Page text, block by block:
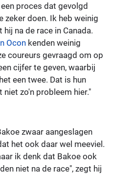
proces dat gevolgd
zeker doen. Ik heb weinig
na de race in Canada.
Ocon kenden weinig
coureurs gevraagd om op
cijfer te geven, waarbij
een twee. Dat is hun
niet zo'n probleem hier."
zwaar aangeslagen
het ook daar wel meeviel.
ik denk dat Bakoe ook
niet na de race", zegt hij